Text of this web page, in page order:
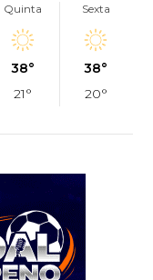
Quinta
38°
21°
Sexta
38°
20°